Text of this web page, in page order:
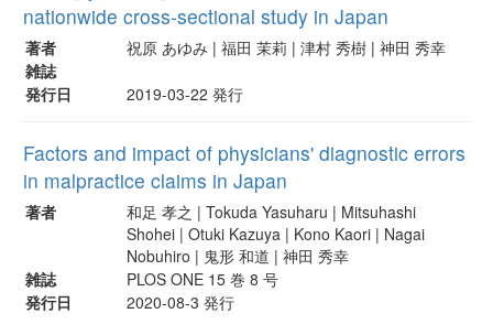
nationwide cross-sectional study in Japan
著者
祝原 あゆみ | 福田 茉莉 | 津村 秀樹 | 神田 秀幸
雑誌
発行日
2019-03-22 発行
Factors and impact of physicians' diagnostic errors
in malpractice claims in Japan
著者
和足 孝之 | Tokuda Yasuharu | Mitsuhashi
Shohei | Otuki Kazuya | Kono Kaori | Nagai
Nobuhiro | 鬼形 和道 | 神田 秀幸
雑誌
PLOS ONE 15 巻 8 号
発行日
2020-08-3 発行